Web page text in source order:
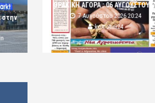
στην
ΘΡΑΚΙΚΗ ΑΓΟΡΑ : 06 ΑΥΓΟΥΣΤΟΥ
7 Αυγούστου 2026 20:24
komotini24